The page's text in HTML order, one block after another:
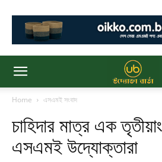
Home এসএমই সংবাদ
চাহিদার মাত্র এক
এসএমই উদ্যোক্তারা